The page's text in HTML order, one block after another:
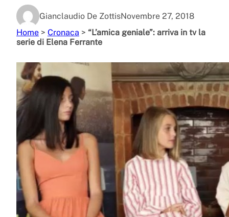
Gianclaudio De ZottisNovembre 27, 2018
Home > Cronaca > “L’amica geniale”: arriva in tv la
serie di Elena Ferrante